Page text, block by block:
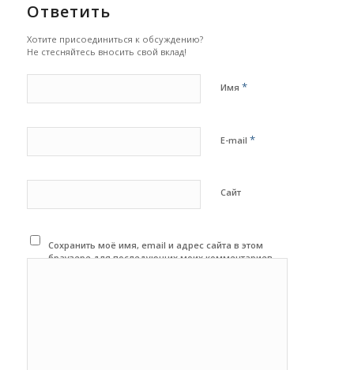
Ответить
Хотите присоединиться к обсуждению?
Не стесняйтесь вносить свой вклад!
Имя *
E-mail *
Сайт
Сохранить моё имя, email и адрес сайта в этом
браузере для последующих моих комментариев.